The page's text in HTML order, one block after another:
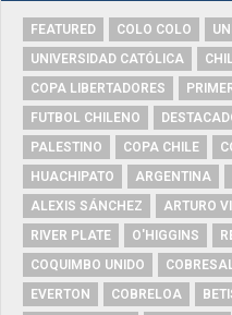
FEATURED COLO COLO
UNIVERSIDAD CATÓLICA
COPA LIBERTADORES
FUTBOL CHILENO
PALESTINO
COPA CHILE
HUACHIPATO
ARGENTINA
ALEXIS SÁNCHEZ
ARTURO
RIVER PLATE
O'HIGGINS
COQUIMBO UNIDO
EVERTON
COBRELOA